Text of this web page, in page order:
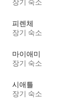
장기 숙소
피렌체
장기 숙소
마이애미
장기 숙소
시애틀
장기 숙소